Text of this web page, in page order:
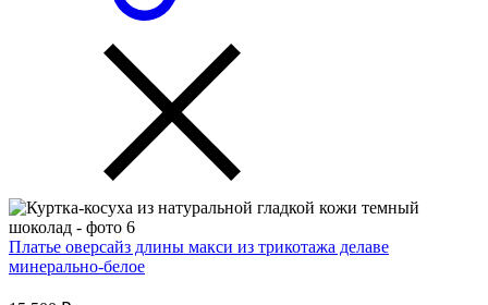
Платье оверсайз длины макси из трикотажа делаве
минерально-белое